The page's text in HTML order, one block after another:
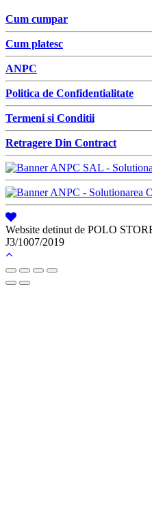
Cum cumpar
Cum platesc
ANPC
Politica de Confidentialitate
Termeni si Conditii
Retragere Din Contract
Website detinut de POLO
J3/1007/2019